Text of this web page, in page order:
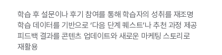
학습 후 설문이나 후기 참여를 통해 학습자의 성취를 재조명
학습 데이터를 기반으로 ‘다음 단계 퀘스트’나 추천 과정 제공
피드백 결과를 콘텐츠 업데이트와 새로운 마케팅 스토리로
재활용